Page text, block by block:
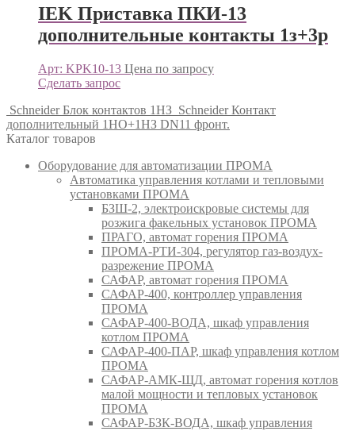
IEK Приставка ПКИ-13
дополнительные контакты 1з+3р
Арт: KPK10-13 Цена по запросу
Сделать запрос
Schneider Блок контактов 1НЗ Schneider Контакт
дополнительный 1НО+1НЗ DN11 фронт.
Каталог товаров
Оборудование для автоматизации ПРОМА
Автоматика управления котлами и тепловыми
установками ПРОМА
БЗШ-2, электроискровые системы для
розжига факельных установок ПРОМА
ПРАГО, автомат горения ПРОМА
ПРОМА-РТИ-304, регулятор газ-воздух-
разрежение ПРОМА
САФАР, автомат горения ПРОМА
САФАР-400, контроллер управления
ПРОМА
САФАР-400-ВОДА, шкаф управления
котлом ПРОМА
САФАР-400-ПАР, шкаф управления котлом
ПРОМА
САФАР-АМК-ЩД, автомат горения котлов
малой мощности и тепловых установок
ПРОМА
САФАР-БЗК-ВОДА, шкаф управления